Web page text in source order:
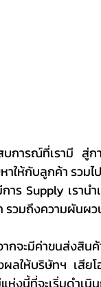
าให้กับลูกค้า รว
ร Supply เราน
วมถึงความผันผ
ลให้บริษัทฯ เสีย
ห่งนี้ที่จะเริ่มดำเ